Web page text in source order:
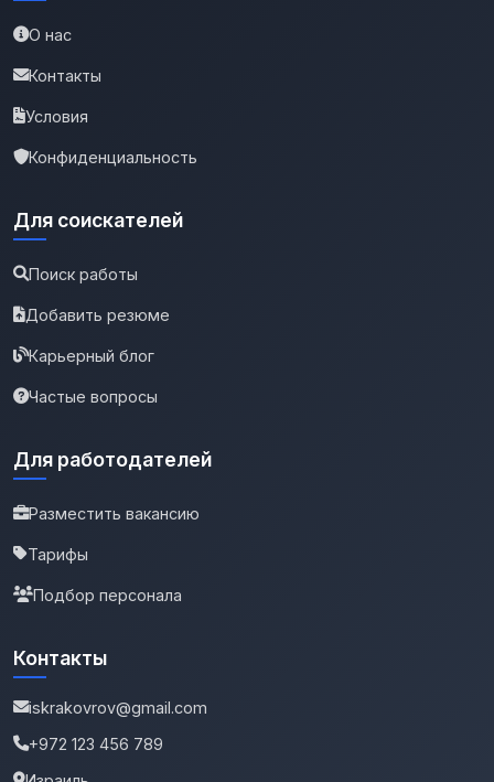
О нас
Контакты
Условия
Конфиденциальность
Для соискателей
Поиск работы
Добавить резюме
Карьерный блог
Частые вопросы
Для работодателей
Разместить вакансию
Тарифы
Подбор персонала
Контакты
iskrakovrov@gmail.com
+972 123 456 789